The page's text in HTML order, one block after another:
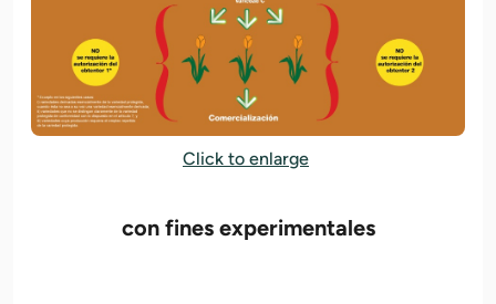
Click to enlarge
con fines experimentales